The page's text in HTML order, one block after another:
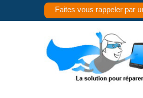
Faites vous rappeler par